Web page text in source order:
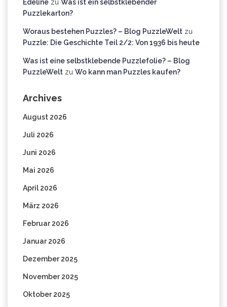
Edeline zu Was ist ein selbstklebender
Puzzlekarton?
Woraus bestehen Puzzles? – Blog PuzzleWelt zu
Puzzle: Die Geschichte Teil 2/2: Von 1936 bis heute
Was ist eine selbstklebende Puzzlefolie? – Blog
PuzzleWelt zu Wo kann man Puzzles kaufen?
Archives
August 2026
Juli 2026
Juni 2026
Mai 2026
April 2026
März 2026
Februar 2026
Januar 2026
Dezember 2025
November 2025
Oktober 2025